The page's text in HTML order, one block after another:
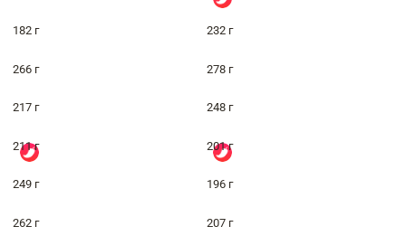
182 г 232 г
266 г 278 г
217 г 248 г
211 г 201 г
249 г 196 г
262 г 207 г